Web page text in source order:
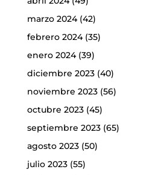
marzo 2024(42)
febrero 2024(35)
enero 2024(39)
diciembre 2023(40)
noviembre 2023(56)
octubre 2023(45)
septiembre 2023(65)
agosto 2023(50)
julio 2023(55)